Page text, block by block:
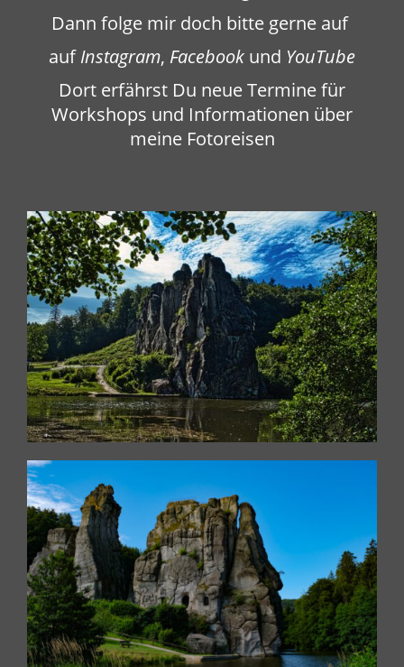
Dann folge mir doch bitte gerne auf
aufInstagram, Facebook und YouTube
Dort erfährst Du neue Termine für
Workshops und Informationen über
meine Fotoreisen